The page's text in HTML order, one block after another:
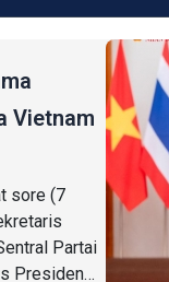
Vietnam
sore (7
Partai
Presiden